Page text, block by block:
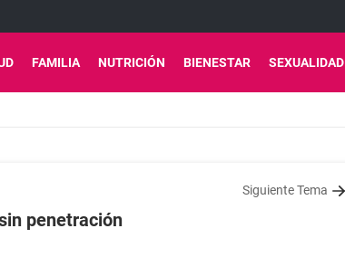
FAMILIA NUTRICIÓN BIENESTAR SEXUALIDAD
Siguiente Tema
penetración